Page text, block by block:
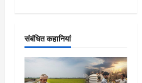
संबंधित कहानियां